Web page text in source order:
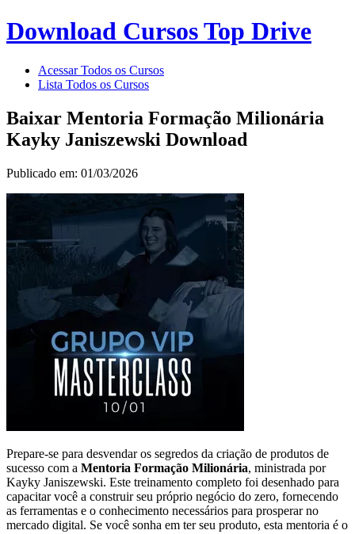
Download Cursos Top Drive
Acessar Todos os Cursos
Lista Todos os Cursos
Baixar Mentoria Formação Milionária
Kayky Janiszewski Download
Publicado em: 01/03/2026
Prepare-se para desvendar os segredos da criação de produtos de
sucesso com a Mentoria Formação Milionária, ministrada por
Kayky Janiszewski. Este treinamento completo foi desenhado para
capacitar você a construir seu próprio negócio do zero, fornecendo
as ferramentas e o conhecimento necessários para prosperar no
mercado digital. Se você sonha em ter seu produto, esta mentoria é o